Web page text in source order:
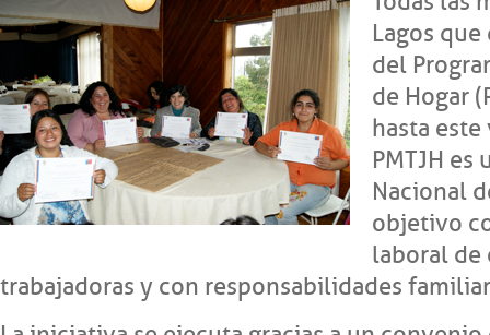
Lagos
del
de Hogar
hasta este
PMTJH
Nacional
objetivo
laboral de
trabajadoras y con responsabilidades